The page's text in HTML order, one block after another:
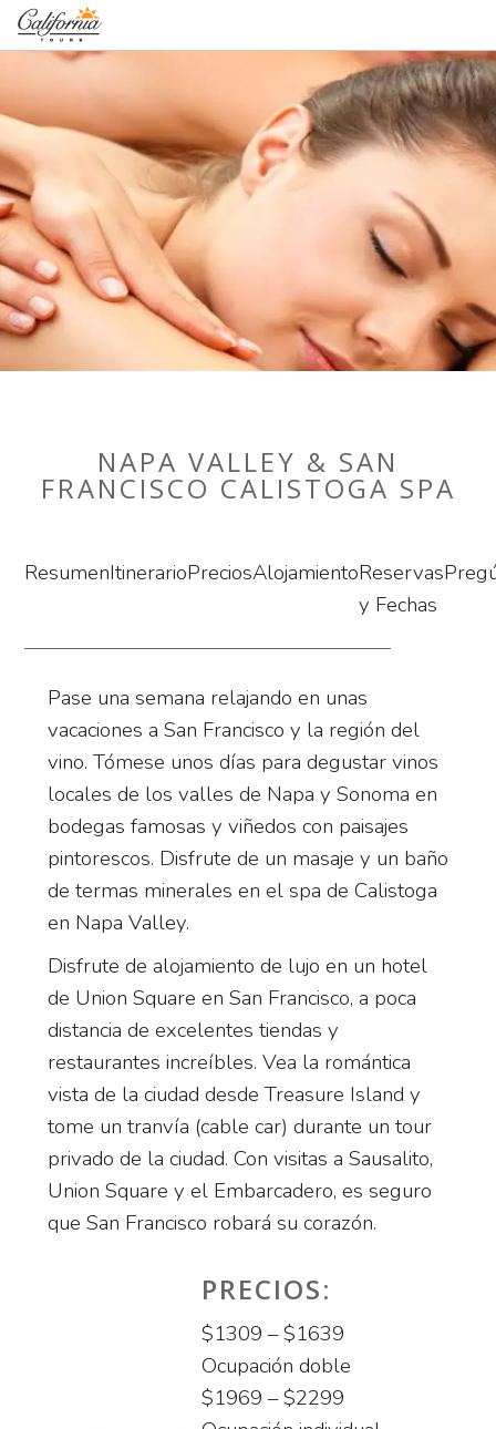
NAPA VALLEY & SAN
FRANCISCO CALISTOGA SPA
ResumenItinerarioPreciosAlojamientoReservas
y Fechas
Pase una semana relajando en unas
vacaciones a San Francisco y la región del
vino. Tómese unos días para degustar vinos
locales de los valles de Napa y Sonoma en
bodegas famosas y viñedos con paisajes
pintorescos. Disfrute de un masaje y un baño
de termas minerales en el spa de Calistoga
en Napa Valley.
Disfrute de alojamiento de lujo en un hotel
de Union Square en San Francisco, a poca
distancia de excelentes tiendas y
restaurantes increíbles. Vea la romántica
vista de la ciudad desde Treasure Island y
tome un tranvía (cable car) durante un tour
privado de la ciudad. Con visitas a Sausalito,
Union Square y el Embarcadero, es seguro
que San Francisco robará su corazón.
PRECIOS:
$1309 – $1639
Ocupación doble
$1969 – $2299